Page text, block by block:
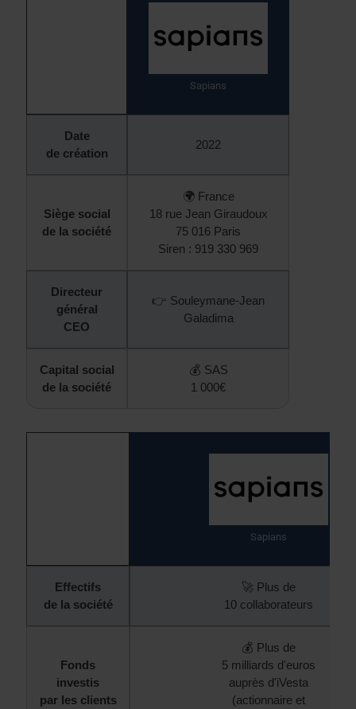
Sapians
Date
de création
2022
Siège social
de la société
🌍 France
18 rue Jean Giraudoux
75 016 Paris
Siren : 919 330 969
Directeur
général
CEO
👉 Souleymane-Jean
Galadima
Capital social
de la société
💰 SAS
1 000€
Sapians
Effectifs
de la société
🚀 Plus de
10 collaborateurs
Fonds
investis
par les clients
💰 Plus de
5 milliards d'euros
auprès d'iVesta
(actionnaire et